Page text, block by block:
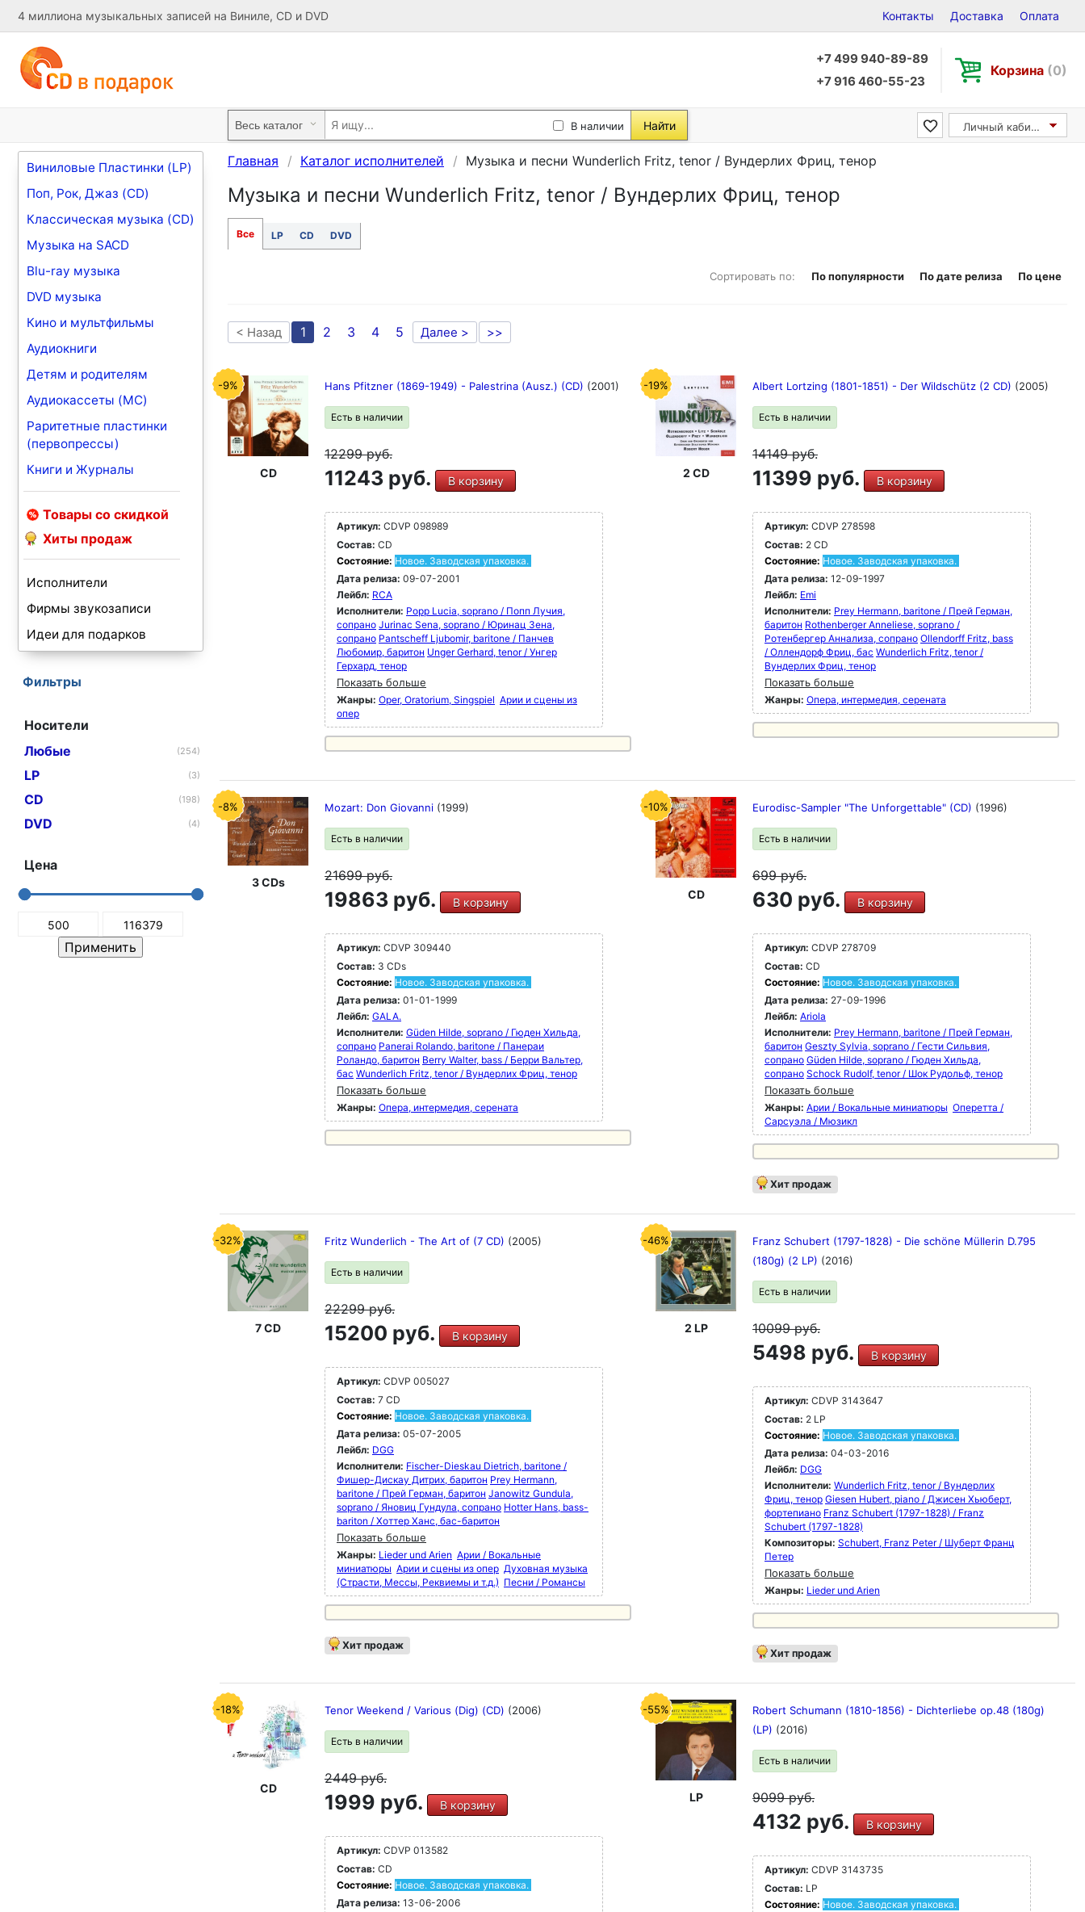
4 миллиона музыкальных записей на Виниле, CD и DVD Контакты Доставка Оплата
+7 499 940-89-89
+7 916 460-55-23
Корзина (0)
В наличии Найти Личный кабинет
Виниловые Пластинки (LP)
Поп, Рок, Джаз (CD)
Классическая музыка (CD)
Музыка на SACD
Blu-ray музыка
DVD музыка
Кино и мультфильмы
Аудиокниги
Детям и родителям
Аудиокассеты (MC)
Раритетные пластинки
(первопрессы)
Книги и Журналы
Товары со скидкой
Хиты продаж
Исполнители
Фирмы звукозаписи
Идеи для подарков
Фильтры
Носители
Любые
(254)
LP (3)
CD (198)
DVD (4)
Цена
Главная Каталог исполнителей Музыка и песни Wunderlich Fritz, tenor / Вундерлих Фриц, тенор
Музыка и песни Wunderlich Fritz, tenor / Вундерлих Фриц, тенор
Все LP CD DVD
Сортировать по: По популярности По дате релиза По цене
< Назад 1 2 3 4 5 Далее > >>
-9%
CD
Hans Pfitzner (1869-1949) - Palestrina (Ausz.) (CD) (2001)
Есть в наличии
12299руб.
11243 руб. В корзину
Артикул: CDVP 098989
Состав: CD
Состояние: Новое. Заводская упаковка.
Дата релиза: 09-07-2001
Лейбл: RCA
Исполнители: Popp Lucia, soprano / Попп Лучия,
сопрано Jurinac Sena, soprano / Юринац Зена,
сопрано Pantscheff Ljubomir, baritone / Панчев
Любомир, баритон Unger Gerhard, tenor / Унгер
Герхард, тенор
Показать больше
Жанры: Oper, Oratorium, Singspiel Арии и сцены из
опер
-19%
2 CD
Albert Lortzing (1801-1851) - Der Wildschütz (2 CD) (2005)
Есть в наличии
14149руб.
11399 руб. В корзину
Артикул: CDVP 278598
Состав: 2 CD
Состояние: Новое. Заводская упаковка.
Дата релиза: 12-09-1997
Лейбл: Emi
Исполнители: Prey Hermann, baritone / Прей Герман,
баритон Rothenberger Anneliese, soprano /
Ротенбергер Аннализа, сопрано Ollendorff Fritz, bass
/ Оллендорф Фриц, бас Wunderlich Fritz, tenor /
Вундерлих Фриц, тенор
Показать больше
Жанры: Опера, интермедия, серената
-8%
3 CDs
Mozart: Don Giovanni (1999)
Есть в наличии
21699руб.
19863 руб. В корзину
Артикул: CDVP 309440
Состав: 3 CDs
Состояние: Новое. Заводская упаковка.
Дата релиза: 01-01-1999
Лейбл: GALA.
Исполнители: Güden Hilde, soprano / Гюден Хильда,
сопрано Panerai Rolando, baritone / Панераи
Роландо, баритон Berry Walter, bass / Берри Вальтер,
бас Wunderlich Fritz, tenor / Вундерлих Фриц, тенор
Показать больше
Жанры: Опера, интермедия, серената
-10%
CD
Eurodisc-Sampler "The Unforgettable" (CD) (1996)
Есть в наличии
699руб.
630 руб. В корзину
Артикул: CDVP 278709
Состав: CD
Состояние: Новое. Заводская упаковка.
Дата релиза: 27-09-1996
Лейбл: Ariola
Исполнители: Prey Hermann, baritone / Прей Герман,
баритон Geszty Sylvia, soprano / Гести Сильвия,
сопрано Güden Hilde, soprano / Гюден Хильда,
сопрано Schock Rudolf, tenor / Шок Рудольф, тенор
Показать больше
Жанры: Арии / Вокальные миниатюры Оперетта /
Сарсуэла / Мюзикл
Хит продаж
-32%
7 CD
Fritz Wunderlich - The Art of (7 CD) (2005)
Есть в наличии
22299руб.
15200 руб. В корзину
Артикул: CDVP 005027
Состав: 7 CD
Состояние: Новое. Заводская упаковка.
Дата релиза: 05-07-2005
Лейбл: DGG
Исполнители: Fischer-Dieskau Dietrich, baritone /
Фишер-Дискау Дитрих, баритон Prey Hermann,
baritone / Прей Герман, баритон Janowitz Gundula,
soprano / Яновиц Гундула, сопрано Hotter Hans, bass-
bariton / Хоттер Ханс, бас-баритон
Показать больше
Жанры: Lieder und Arien Арии / Вокальные
миниатюры Арии и сцены из опер Духовная музыка
(Страсти, Мессы, Реквиемы и т.д.) Песни / Романсы
Хит продаж
-46%
2 LP
Franz Schubert (1797-1828) - Die schöne Müllerin D.795
(180g) (2 LP) (2016)
Есть в наличии
10099руб.
5498 руб. В корзину
Артикул: CDVP 3143647
Состав: 2 LP
Состояние: Новое. Заводская упаковка.
Дата релиза: 04-03-2016
Лейбл: DGG
Исполнители: Wunderlich Fritz, tenor / Вундерлих
Фриц, тенор Giesen Hubert, piano / Джисен Хьюберт,
фортепиано Franz Schubert (1797-1828) / Franz
Schubert (1797-1828)
Композиторы: Schubert, Franz Peter / Шуберт Франц
Петер
Показать больше
Жанры: Lieder und Arien
Хит продаж
-18%
CD
Tenor Weekend / Various (Dig) (CD) (2006)
Есть в наличии
2449руб.
1999 руб. В корзину
Артикул: CDVP 013582
Состав: CD
Состояние: Новое. Заводская упаковка.
Дата релиза: 13-06-2006
-55%
LP
Robert Schumann (1810-1856) - Dichterliebe op.48 (180g)
(LP) (2016)
Есть в наличии
9099руб.
4132 руб. В корзину
Артикул: CDVP 3143735
Состав: LP
Состояние: Новое. Заводская упаковка.